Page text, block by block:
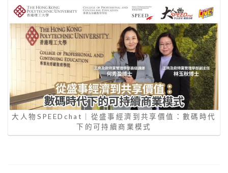
大人物SPEEDchat｜從盛事經濟到共享價值：數碼時代
下的可持續商業模式